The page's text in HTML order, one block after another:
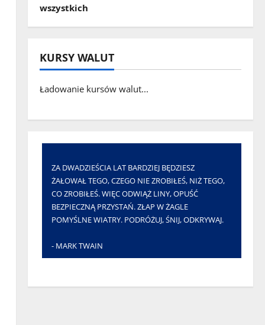
wszystkich
KURSY WALUT
Ładowanie kursów walut...
ZA DWADZIEŚCIA LAT BARDZIEJ BĘDZIESZ
ŻAŁOWAŁ TEGO, CZEGO NIE ZROBIŁEŚ, NIŻ TEGO,
CO ZROBIŁEŚ. WIĘC ODWIĄŻ LINY, OPUŚĆ
BEZPIECZNĄ PRZYSTAŃ. ZŁAP W ŻAGLE
POMYŚLNE WIATRY. PODRÓŻUJ, ŚNIJ, ODKRYWAJ.
- MARK TWAIN